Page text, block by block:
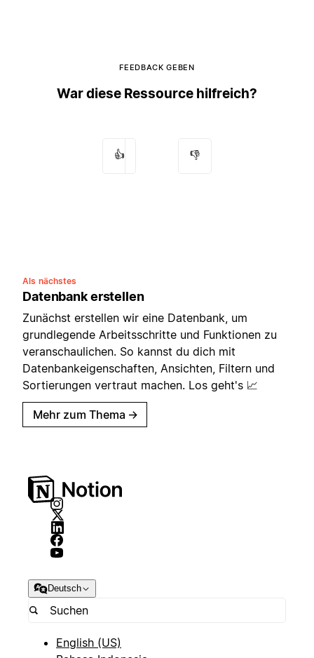
FEEDBACK GEBEN
War diese Ressource hilfreich?
👍 👎
Als nächstes
Datenbank erstellen
Zunächst erstellen wir eine Datenbank, um
grundlegende Arbeitsschritte und Funktionen zu
veranschaulichen. So kannst du dich mit
Datenbankeigenschaften, Ansichten, Filtern und
Sortierungen vertraut machen. Los geht's 📈
Mehr zum Thema →
Deutsch
English (US)